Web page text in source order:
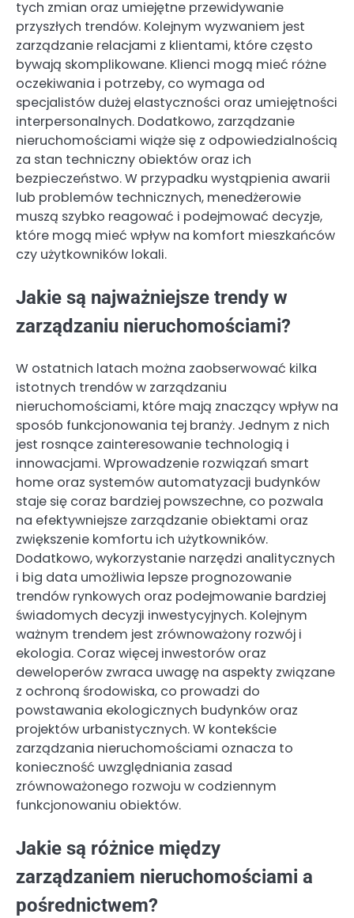
tych zmian oraz umiejętne przewidywanie
przyszłych trendów. Kolejnym wyzwaniem jest
zarządzanie relacjami z klientami, które często
bywają skomplikowane. Klienci mogą mieć różne
oczekiwania i potrzeby, co wymaga od
specjalistów dużej elastyczności oraz umiejętności
interpersonalnych. Dodatkowo, zarządzanie
nieruchomościami wiąże się z odpowiedzialnością
za stan techniczny obiektów oraz ich
bezpieczeństwo. W przypadku wystąpienia awarii
lub problemów technicznych, menedżerowie
muszą szybko reagować i podejmować decyzje,
które mogą mieć wpływ na komfort mieszkańców
czy użytkowników lokali.
Jakie są najważniejsze trendy w
zarządzaniu nieruchomościami?
W ostatnich latach można zaobserwować kilka
istotnych trendów w zarządzaniu
nieruchomościami, które mają znaczący wpływ na
sposób funkcjonowania tej branży. Jednym z nich
jest rosnące zainteresowanie technologią i
innowacjami. Wprowadzenie rozwiązań smart
home oraz systemów automatyzacji budynków
staje się coraz bardziej powszechne, co pozwala
na efektywniejsze zarządzanie obiektami oraz
zwiększenie komfortu ich użytkowników.
Dodatkowo, wykorzystanie narzędzi analitycznych
i big data umożliwia lepsze prognozowanie
trendów rynkowych oraz podejmowanie bardziej
świadomych decyzji inwestycyjnych. Kolejnym
ważnym trendem jest zrównoważony rozwój i
ekologia. Coraz więcej inwestorów oraz
deweloperów zwraca uwagę na aspekty związane
z ochroną środowiska, co prowadzi do
powstawania ekologicznych budynków oraz
projektów urbanistycznych. W kontekście
zarządzania nieruchomościami oznacza to
konieczność uwzględniania zasad
zrównoważonego rozwoju w codziennym
funkcjonowaniu obiektów.
Jakie są różnice między
zarządzaniem nieruchomościami a
pośrednictwem?